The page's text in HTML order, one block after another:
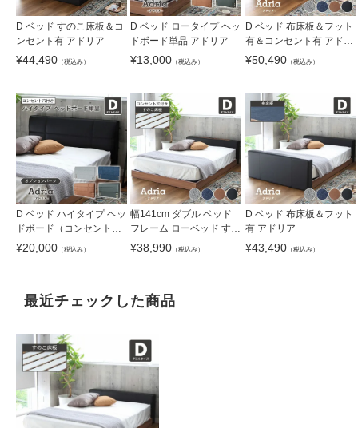
D ベッド すのこ床板＆コ
ンセント有 アドリア
¥44,490 （税込み）
D ベッド ロータイプ ヘッ
ドボード単品 アドリア
¥13,000 （税込み）
D ベッド 布床板＆フット
有＆コンセント有 アドリ
ア
¥50,490（税込み）
D ベッド ハイタイプ ヘッ
ドボード（コンセント
有）単品 アドリア
¥20,000 （税込み）
幅141cm ダブル ベッド
フレーム ローベッド すの
こ ファブリック アドリア
¥38,990 （税込み）
D ベッド 布床板＆フット
有 アドリア
¥43,490（税込み）
最近チェックした商品